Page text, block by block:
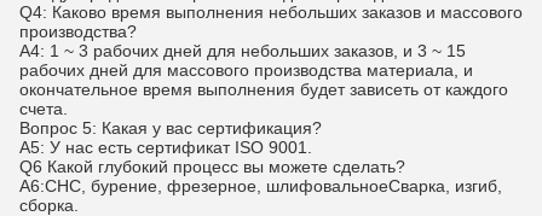
Q4: Каково время выполнения небольших заказов и массового
производства?
A4: 1 ~ 3 рабочих дней для небольших заказов, и 3 ~ 15
рабочих дней для массового производства материала, и
окончательное время выполнения будет зависеть от каждого
счета.
Вопрос 5: Какая у вас сертификация?
A5: У нас есть сертификат ISO 9001.
Q6 Какой глубокий процесс вы можете сделать?
A6:СНС, бурение, фрезерное, шлифовальноеСварка, изгиб,
сборка.